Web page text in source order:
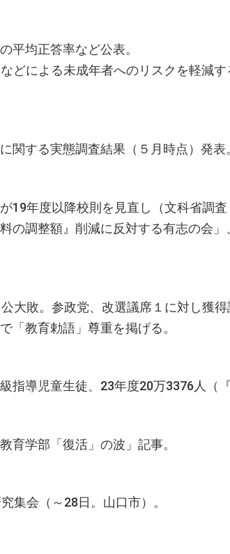
平均正答率など公表。
どによる未成年者へのリスクを軽減
関する実態調査結果（５月時点）発表
19年度以降校則を見直し（文科省調査
の調整額』削減に反対する有志の会
大敗。参政党、改選議席１に対し獲
「教育勅語」尊重を掲げる。
指導児童生徒、23年度20万3376人（『
育学部「復活」の波」記事。
集会（～28日。山口市）。